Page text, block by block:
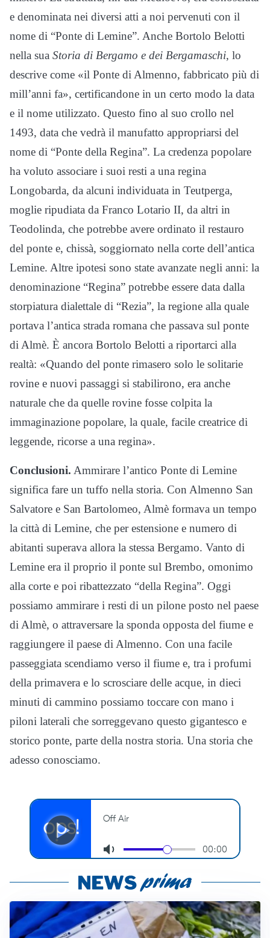
e denominata nei diversi atti a noi pervenuti con il
nome di “Ponte di Lemine”. Anche Bortolo Belotti
nella sua Storia di Bergamo e dei Bergamaschi, lo
descrive come «il Ponte di Almenno, fabbricato più di
mill’anni fa», certificandone in un certo modo la data
e il nome utilizzato. Questo fino al suo crollo nel
1493, data che vedrà il manufatto appropriarsi del
nome di “Ponte della Regina”. La credenza popolare
ha voluto associare i suoi resti a una regina
Longobarda, da alcuni individuata in Teutperga,
moglie ripudiata da Franco Lotario II, da altri in
Teodolinda, che potrebbe avere ordinato il restauro
del ponte e, chissà, soggiornato nella corte dell’antica
Lemine. Altre ipotesi sono state avanzate negli anni: la
denominazione “Regina” potrebbe essere data dalla
storpiatura dialettale di “Rezia”, la regione alla quale
portava l’antica strada romana che passava sul ponte
di Almè. È ancora Bortolo Belotti a riportarci alla
realtà: «Quando del ponte rimasero solo le solitarie
rovine e nuovi passaggi si stabilirono, era anche
naturale che da quelle rovine fosse colpita la
immaginazione popolare, la quale, facile creatrice di
leggende, ricorse a una regina».
Conclusioni. Ammirare l’antico Ponte di Lemine
significa fare un tuffo nella storia. Con Almenno San
Salvatore e San Bartolomeo, Almè formava un tempo
la città di Lemine, che per estensione e numero di
abitanti superava allora la stessa Bergamo. Vanto di
Lemine era il proprio il ponte sul Brembo, omonimo
alla corte e poi ribattezzato “della Regina”. Oggi
possiamo ammirare i resti di un pilone posto nel paese
di Almè, o attraversare la sponda opposta del fiume e
raggiungere il paese di Almenno. Con una facile
passeggiata scendiamo verso il fiume e, tra i profumi
della primavera e lo scrosciare delle acque, in dieci
minuti di cammino possiamo toccare con mano i
piloni laterali che sorreggevano questo gigantesco e
storico ponte, parte della nostra storia. Una storia che
adesso conosciamo.